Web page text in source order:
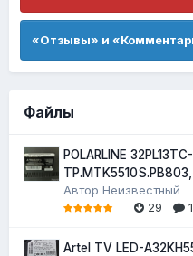
«Отзывы» и
Файлы
POLARLINE
Автор Неизвестный
29
1
Artel TV LED-